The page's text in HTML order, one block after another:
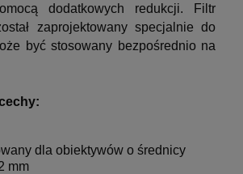
dodatkowych redukcji. Filtr
zaprojektowany specjalnie do
być stosowany bezpośrednio na
dla obiektywów o średnicy
mm